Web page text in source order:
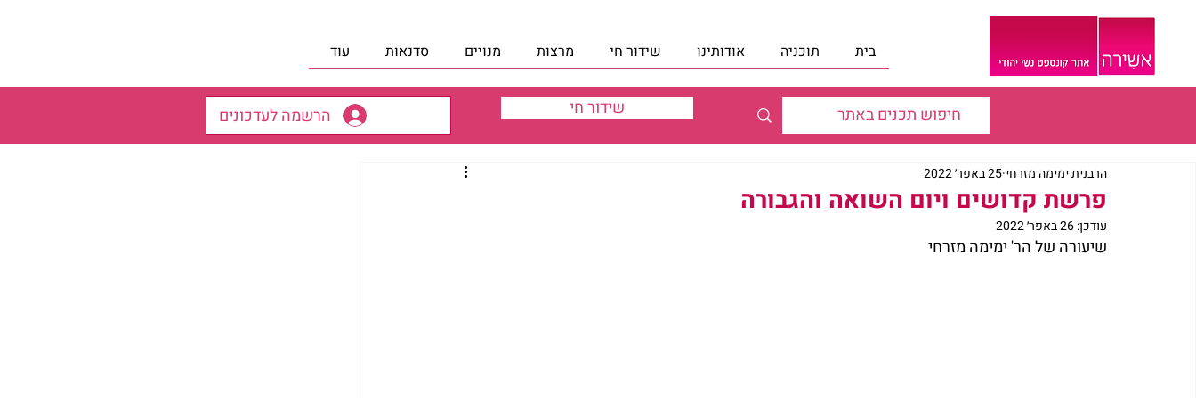
בית תוכניה אודותינו שידור חי מרצות מנויים סדנאות עוד
הרשמה לעדכונים שידור חי
פרשת קדושים ויום השואה והגבורה
הרבנית ימימה מזרחי25 באפר׳ 2022
עודכן:26 באפר׳ 2022
שיעורה של הר' ימימה מזרחי